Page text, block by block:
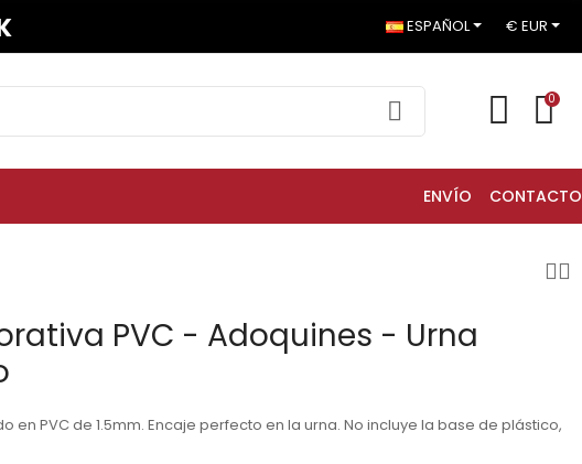
ESPAÑOL € EUR
0
ENVÍO CONTACTO
PVC - Adoquines - Urna
en PVC de 1.5mm. Encaje perfecto en la urna. No incluye la base de plástico,